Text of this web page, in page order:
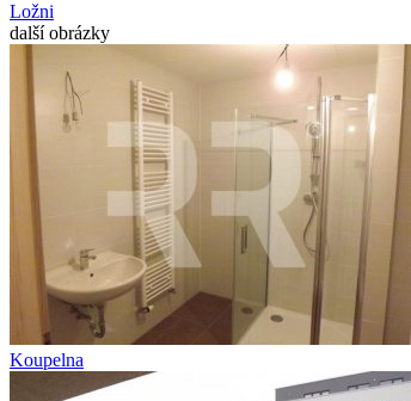
Ložni
další obrázky
Koupelna